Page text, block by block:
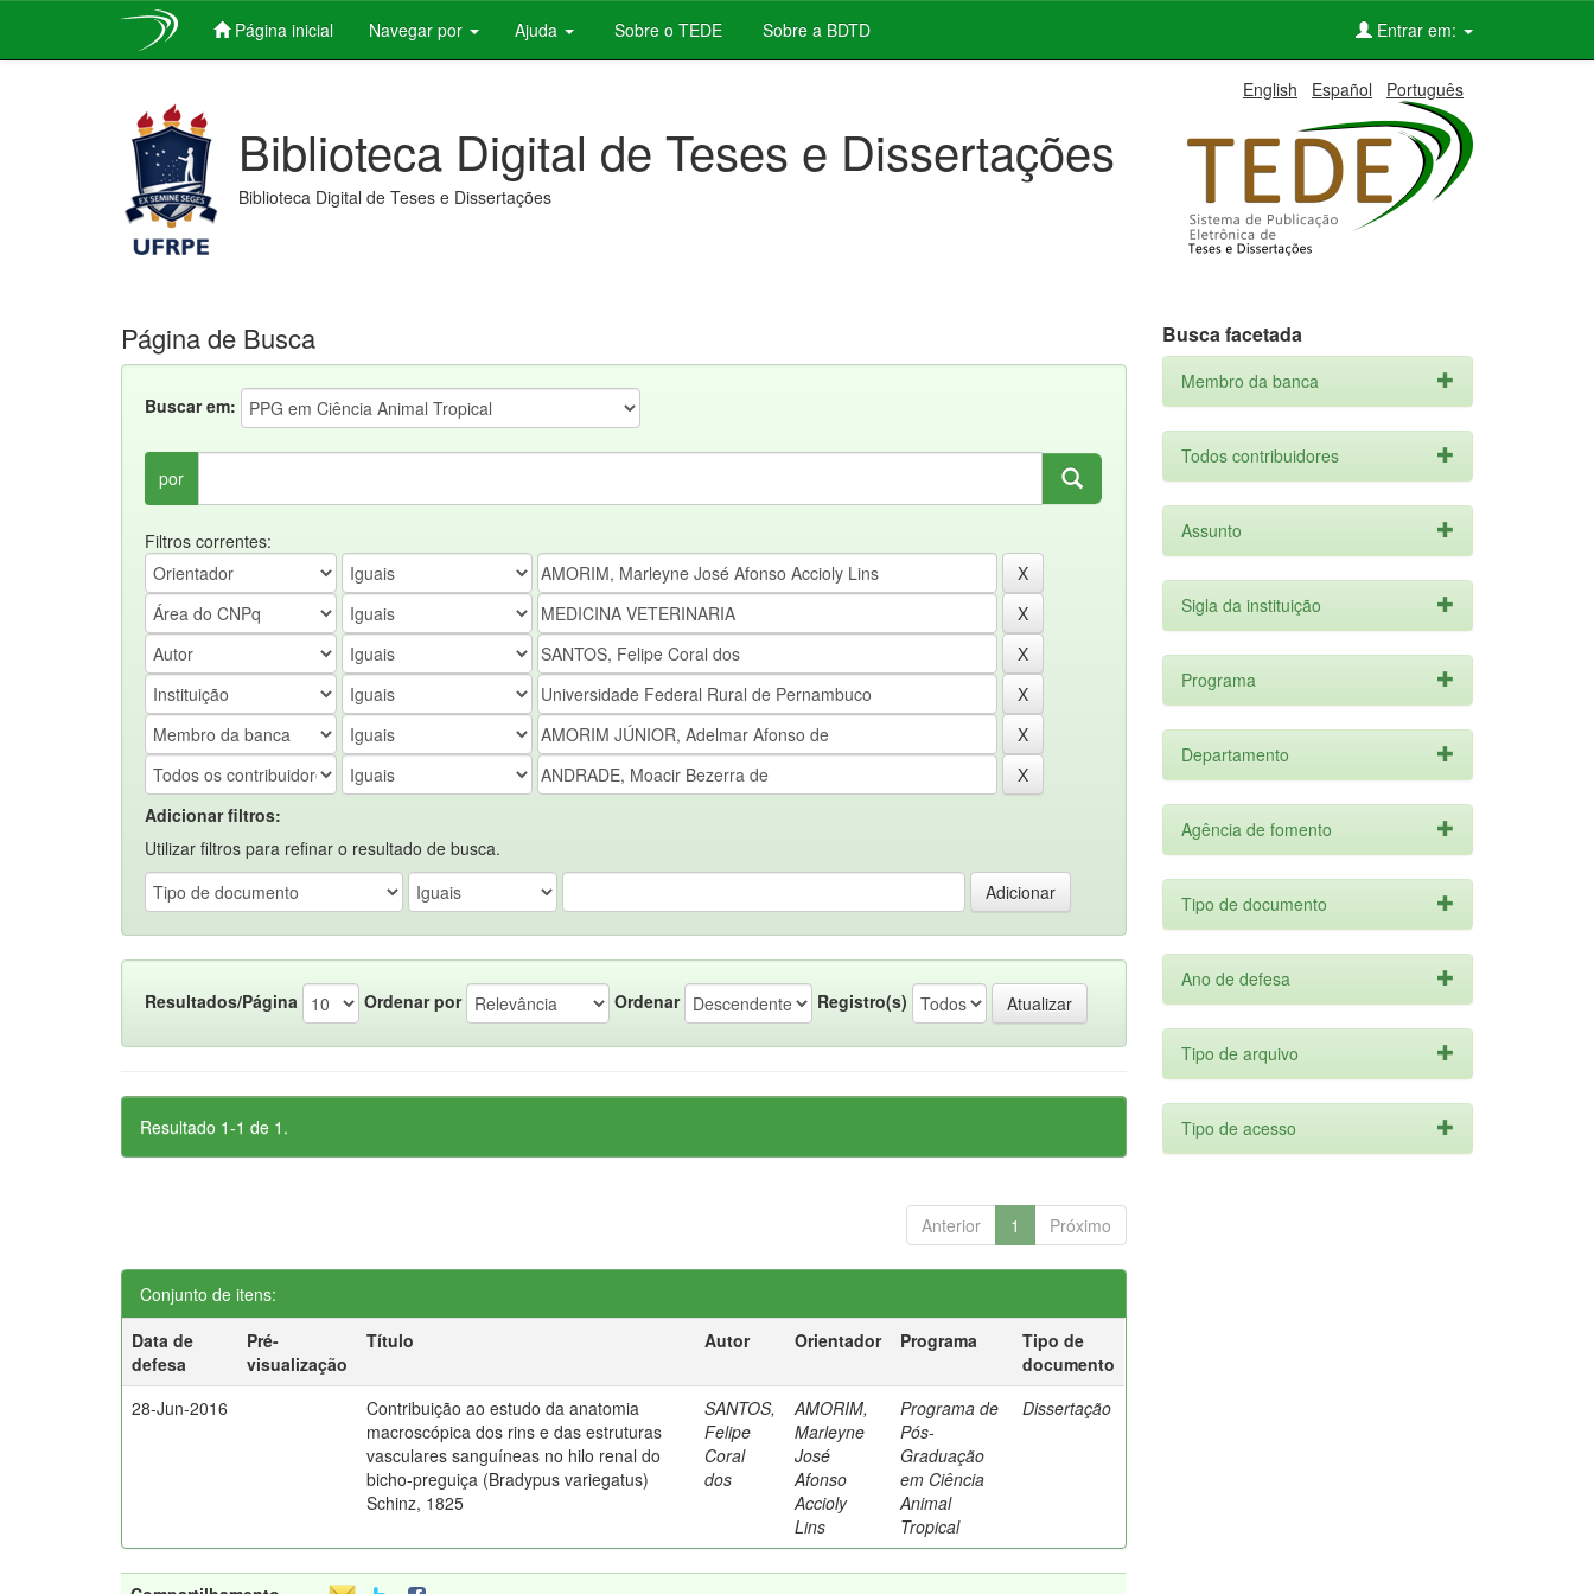
Página inicial Navegar por Ajuda Sobre o TEDE Sobre a BDTD Entrar em:
English Español Português
Biblioteca Digital de Teses e Dissertações
Biblioteca Digital de Teses e Dissertações
Página de Busca
Buscar em:
por
Filtros correntes:
Adicionar filtros:
Utilizar filtros para refinar o resultado de busca.
Resultados/Página Ordenar por Ordenar Registro(s)
Resultado 1-1 de 1.
Anterior 1 Próximo
Conjunto de itens:
Data de
defesa
Pré-
visualização
Título Autor Orientador Programa
Tipo de
documento
28-Jun-2016
Contribuição ao estudo da anatomia
macroscópica dos rins e das estruturas
vasculares sanguíneas no hilo renal do
bicho-preguiça (Bradypus variegatus)
Schinz, 1825
SANTOS,
Felipe
Coral
dos
AMORIM,
Marleyne
José
Afonso
Accioly
Lins
Programa de
Pós-
Graduação
em Ciência
Animal
Tropical
Dissertação
Busca facetada
Membro da banca
Todos contribuidores
Assunto
Sigla da instituição
Programa
Departamento
Agência de fomento
Tipo de documento
Ano de defesa
Tipo de arquivo
Tipo de acesso